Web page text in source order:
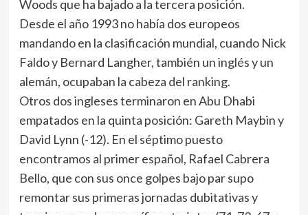
Woods que ha bajado a la tercera posición.
Desde el año 1993 no había dos europeos
mandando en la clasificación mundial, cuando Nick
Faldo y Bernard Langher, también un inglés y un
alemán, ocupaban la cabeza del ranking.
Otros dos ingleses terminaron en Abu Dhabi
empatados en la quinta posición: Gareth Maybin y
David Lynn (-12). En el séptimo puesto
encontramos al primer español, Rafael Cabrera
Bello, que con sus once golpes bajo par supo
remontar sus primeras jornadas dubitativas y